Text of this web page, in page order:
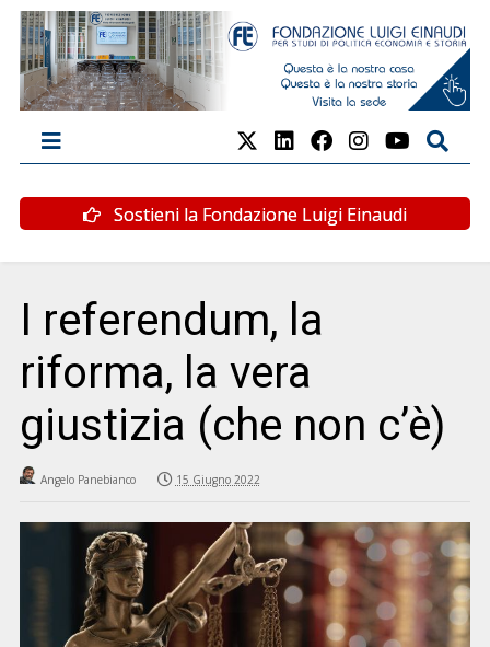
Sostieni la Fondazione Luigi Einaudi
I referendum, la
riforma, la vera
giustizia (che non c’è)
Angelo Panebianco 15 Giugno 2022